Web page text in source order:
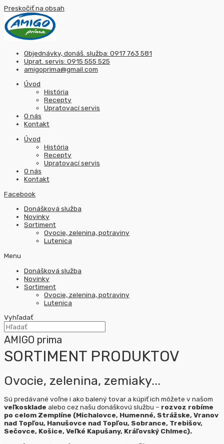
Preskočiť na obsah
Objednávky, donáš. služba: 0917 763 581
Uprat. servis: 0915 555 525
amigoprima@gmail.com
Úvod
História
Recepty
Upratovací servis
O nás
Kontakt
Úvod
História
Recepty
Upratovací servis
O nás
Kontakt
Facebook
Donášková služba
Novinky
Sortiment
Ovocie, zelenina, potraviny
Lutenica
Menu
Donášková služba
Novinky
Sortiment
Ovocie, zelenina, potraviny
Lutenica
Vyhľadať
AMIGO prima
SORTIMENT PRODUKTOV
Ovocie, zelenina, zemiaky...
Sú predávané voľne i ako balený tovar a kúpiť ich môžete v našom
veľkosklade alebo cez našu donáškovú službu – rozvoz robíme
po celom Zemplíne (Michalovce, Humenné, Strážske, Vranov
nad Topľou, Hanušovce nad Topľou, Sobrance, Trebišov,
Sečovce, Košice, Veľké Kapušany, Kráľovský Chlmec).